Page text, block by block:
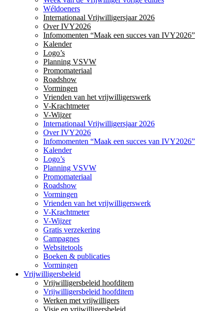
Wéldoeners
Internationaal Vrijwilligersjaar 2026
Over IVY2026
Infomomenten “Maak een succes van IVY2026”
Kalender
Logo’s
Planning VSVW
Promomateriaal
Roadshow
Vormingen
Vrienden van het vrijwilligerswerk
V-Krachtmeter
V-Wijzer
Internationaal Vrijwilligersjaar 2026
Over IVY2026
Infomomenten “Maak een succes van IVY2026”
Kalender
Logo’s
Planning VSVW
Promomateriaal
Roadshow
Vormingen
Vrienden van het vrijwilligerswerk
V-Krachtmeter
V-Wijzer
Gratis verzekering
Campagnes
Websitetools
Boeken & publicaties
Vormingen
Vrijwilligersbeleid
Vrijwilligersbeleid hoofditem
Vrijwilligersbeleid hoofditem
Werken met vrijwilligers
Visie en vrijwilligersbeleid